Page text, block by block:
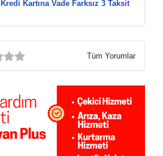
Kredi Kartına Vade Farksız 3 Taksit
Tüm Yorumlar